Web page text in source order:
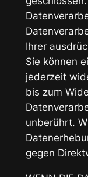
Ihrer
Sie können
jederzeit
bis zum
unberührt.
gegen